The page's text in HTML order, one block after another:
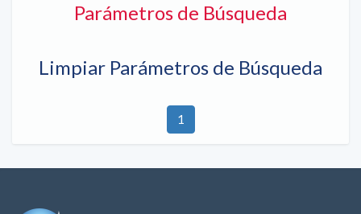
Parámetros de Búsqueda
Limpiar Parámetros de Búsqueda
1